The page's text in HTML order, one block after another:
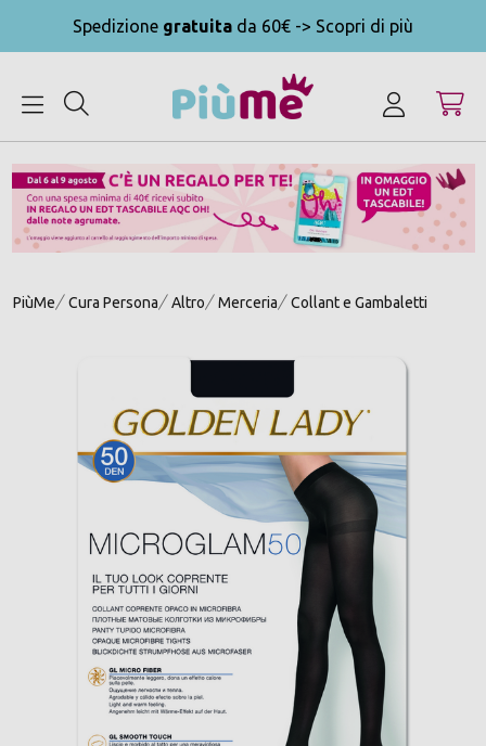
Spedizione gratuita da 60€ -> Scopri di più
PiùMe Cura Persona Altro Merceria Collant e Gambaletti